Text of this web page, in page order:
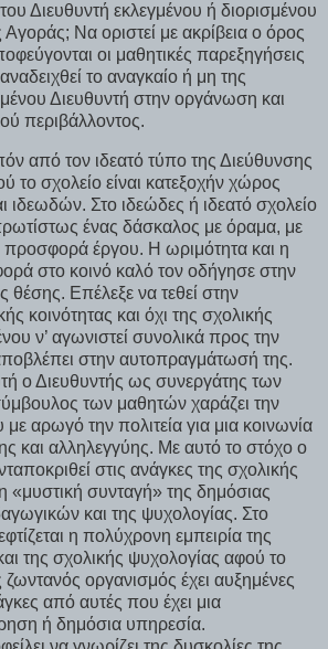
Διευθυντή εκλεγμένου ή διορισμένου
Να οριστεί με ακρίβεια ο όρος
οι μαθητικές παρεξηγήσεις
το αναγκαίο ή μη της
Διευθυντή στην οργάνωση και
περιβάλλοντος.
από τον ιδεατό τύπο της Διεύθυνσης
το σχολείο είναι κατεξοχήν χώρος
ιδεωδών. Στο ιδεώδες ή ιδεατό σχολείο
ένας δάσκαλος με όραμα, με
προσφορά έργου. Η ωριμότητα και η
στο κοινό καλό τον οδήγησε στην
θέσης. Επέλεξε να τεθεί στην
κοινότητας και όχι της σχολικής
ν’ αγωνιστεί συνολικά προς την
στην αυτοπραγμάτωσή της.
ο Διευθυντής ως συνεργάτης των
των μαθητών χαράζει την
αρωγό την πολιτεία για μια κοινωνία
και αλληλεγγύης. Με αυτό το στόχο ο
στις ανάγκες της σχολικής
«μυστική συνταγή» της δημόσιας
και της ψυχολογίας. Στο
η πολύχρονη εμπειρία της
της σχολικής ψυχολογίας αφού το
οργανισμός έχει αυξημένες
από αυτές που έχει μια
ή δημόσια υπηρεσία.